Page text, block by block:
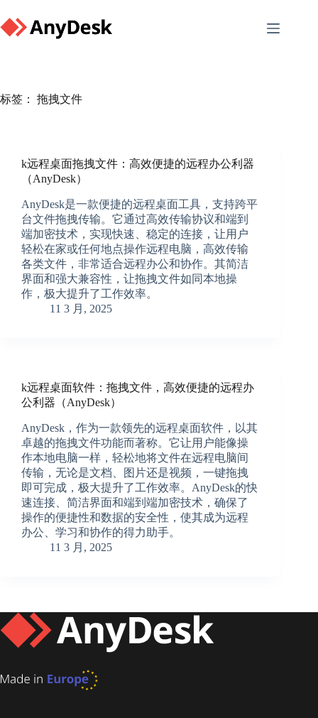
to
content
标签： 拖拽文件
k远程桌面拖拽文件：高效便捷的远程办公利器
（AnyDesk）
AnyDesk是一款便捷的远程桌面工具，支持跨平
台文件拖拽传输。它通过高效传输协议和端到
端加密技术，实现快速、稳定的连接，让用户
轻松在家或任何地点操作远程电脑，高效传输
各类文件，非常适合远程办公和协作。其简洁
界面和强大兼容性，让拖拽文件如同本地操
作，极大提升了工作效率。
11 3 月, 2025
k远程桌面软件：拖拽文件，高效便捷的远程办
公利器（AnyDesk）
AnyDesk，作为一款领先的远程桌面软件，以其
卓越的拖拽文件功能而著称。它让用户能像操
作本地电脑一样，轻松地将文件在远程电脑间
传输，无论是文档、图片还是视频，一键拖拽
即可完成，极大提升了工作效率。AnyDesk的快
速连接、简洁界面和端到端加密技术，确保了
操作的便捷性和数据的安全性，使其成为远程
办公、学习和协作的得力助手。
11 3 月, 2025